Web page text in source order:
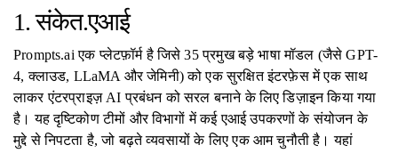
1. संकेत.एआई
Prompts.ai एक प्लेटफ़ॉर्म है जिसे 35 प्रमुख बड़े भाषा मॉडल (जैसे GPT-
4, क्लाउड, LLaMA और जेमिनी) को एक सुरक्षित इंटरफ़ेस में एक साथ
लाकर एंटरप्राइज़ AI प्रबंधन को सरल बनाने के लिए डिज़ाइन किया गया
है। यह दृष्टिकोण टीमों और विभागों में कई एआई उपकरणों के संयोजन के
मुद्दे से निपटता है, जो बढ़ते व्यवसायों के लिए एक आम चुनौती है। यहां